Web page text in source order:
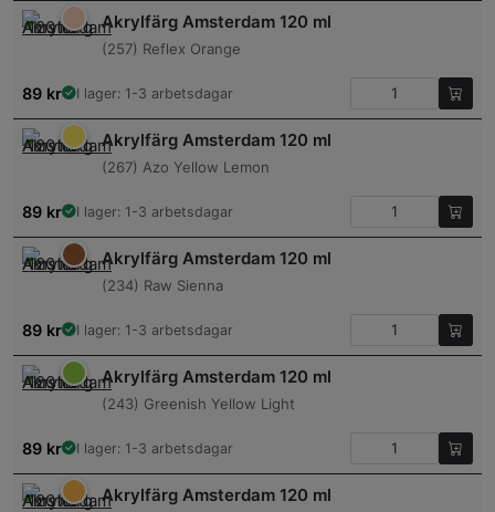
Akrylfärg Amsterdam 120 ml
(257) Reflex Orange
89 kr I lager: 1-3 arbetsdagar
Akrylfärg Amsterdam 120 ml
(267) Azo Yellow Lemon
89 kr I lager: 1-3 arbetsdagar
Akrylfärg Amsterdam 120 ml
(234) Raw Sienna
89 kr I lager: 1-3 arbetsdagar
Akrylfärg Amsterdam 120 ml
(243) Greenish Yellow Light
89 kr I lager: 1-3 arbetsdagar
Akrylfärg Amsterdam 120 ml